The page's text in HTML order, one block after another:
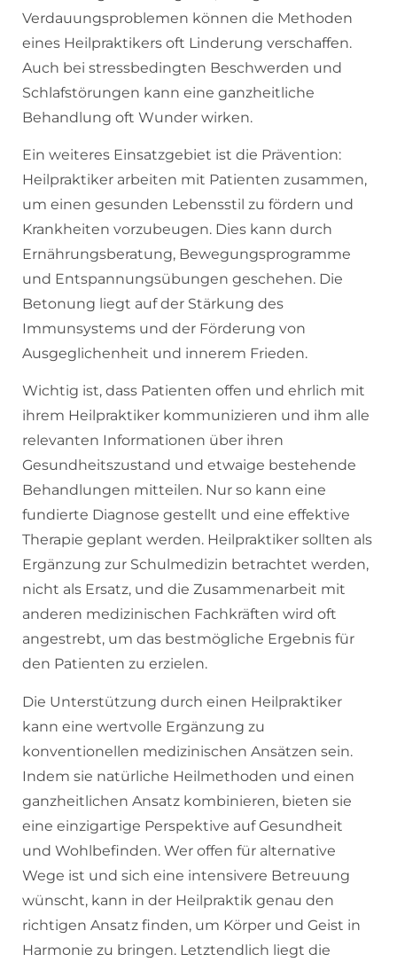
Verdauungsproblemen können die Methoden
eines Heilpraktikers oft Linderung verschaffen.
Auch bei stressbedingten Beschwerden und
Schlafstörungen kann eine ganzheitliche
Behandlung oft Wunder wirken.
Ein weiteres Einsatzgebiet ist die Prävention:
Heilpraktiker arbeiten mit Patienten zusammen,
um einen gesunden Lebensstil zu fördern und
Krankheiten vorzubeugen. Dies kann durch
Ernährungsberatung, Bewegungsprogramme
und Entspannungsübungen geschehen. Die
Betonung liegt auf der Stärkung des
Immunsystems und der Förderung von
Ausgeglichenheit und innerem Frieden.
Wichtig ist, dass Patienten offen und ehrlich mit
ihrem Heilpraktiker kommunizieren und ihm alle
relevanten Informationen über ihren
Gesundheitszustand und etwaige bestehende
Behandlungen mitteilen. Nur so kann eine
fundierte Diagnose gestellt und eine effektive
Therapie geplant werden. Heilpraktiker sollten als
Ergänzung zur Schulmedizin betrachtet werden,
nicht als Ersatz, und die Zusammenarbeit mit
anderen medizinischen Fachkräften wird oft
angestrebt, um das bestmögliche Ergebnis für
den Patienten zu erzielen.
Die Unterstützung durch einen Heilpraktiker
kann eine wertvolle Ergänzung zu
konventionellen medizinischen Ansätzen sein.
Indem sie natürliche Heilmethoden und einen
ganzheitlichen Ansatz kombinieren, bieten sie
eine einzigartige Perspektive auf Gesundheit
und Wohlbefinden. Wer offen für alternative
Wege ist und sich eine intensivere Betreuung
wünscht, kann in der Heilpraktik genau den
richtigen Ansatz finden, um Körper und Geist in
Harmonie zu bringen. Letztendlich liegt die